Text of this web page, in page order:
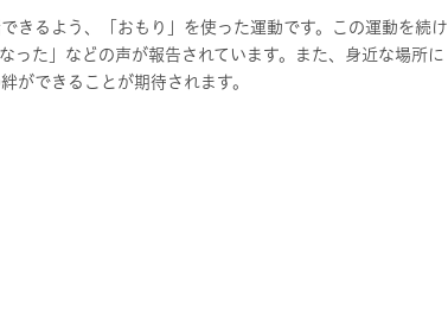
きるよう、「おもり」を使った運動です。この運動を続け
った」などの声が報告されています。また、身近な場所に
ができることが期待されます。